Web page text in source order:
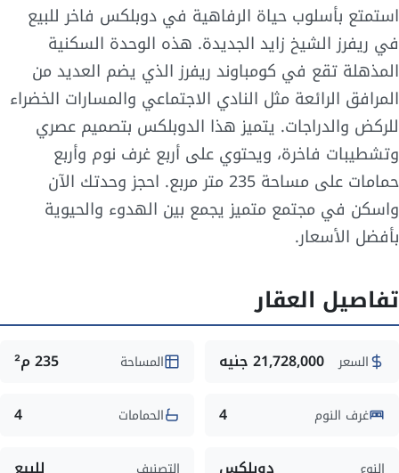
استمتع بأسلوب حياة الرفاهية في دوبلكس فاخر للبيع
في ريفرز الشيخ زايد الجديدة. هذه الوحدة السكنية
المذهلة تقع في كومباوند ريفرز الذي يضم العديد من
المرافق الرائعة مثل النادي الاجتماعي والمسارات الخضراء
للركض والدراجات. يتميز هذا الدوبلكس بتصميم عصري
وتشطيبات فاخرة، ويحتوي على أربع غرف نوم وأربع
حمامات على مساحة 235 متر مربع. احجز وحدتك الآن
واسكن في مجتمع متميز يجمع بين الهدوء والحيوية
بأفضل الأسعار.
تفاصيل العقار
السعر 21,728,000 جنيه المساحة 235 م²
غرف النوم 4 الحمامات 4